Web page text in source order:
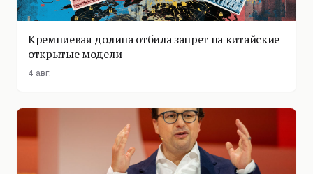
Кремниевая долина отбила запрет на китайские
открытые модели
4 авг.